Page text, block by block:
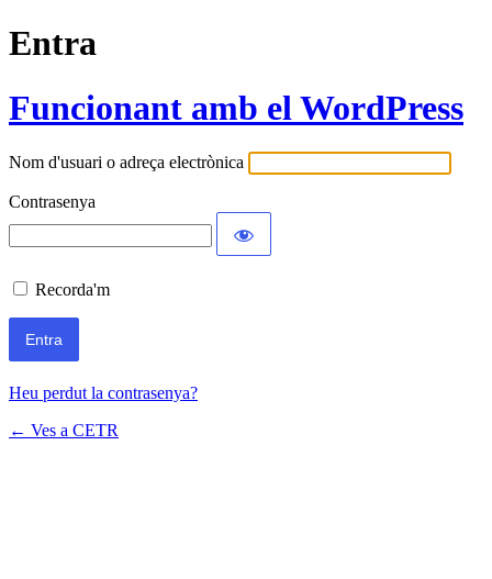
Entra
Funcionant amb el WordPress
Nom d'usuari o adreça electrònica
Contrasenya
Recorda'm
Heu perdut la contrasenya?
← Ves a CETR